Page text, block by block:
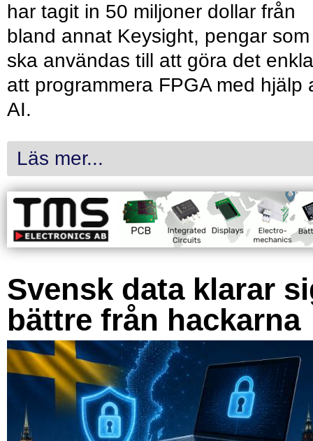
har tagit in 50 miljoner dollar från
bland annat Keysight, pengar som
ska användas till att göra det
att programmera FPGA med hjälp
AI.
Läs mer...
Svensk data klarar
bättre från hackarna